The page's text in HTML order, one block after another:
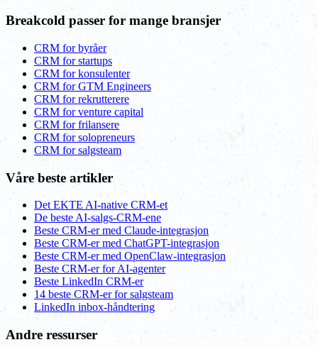
Breakcold passer for mange bransjer
CRM for byråer
CRM for startups
CRM for konsulenter
CRM for GTM Engineers
CRM for rekrutterere
CRM for venture capital
CRM for frilansere
CRM for solopreneurs
CRM for salgsteam
Våre beste artikler
Det EKTE AI-native CRM-et
De beste AI-salgs-CRM-ene
Beste CRM-er med Claude-integrasjon
Beste CRM-er med ChatGPT-integrasjon
Beste CRM-er med OpenClaw-integrasjon
Beste CRM-er for AI-agenter
Beste LinkedIn CRM-er
14 beste CRM-er for salgsteam
LinkedIn inbox-håndtering
Andre ressurser